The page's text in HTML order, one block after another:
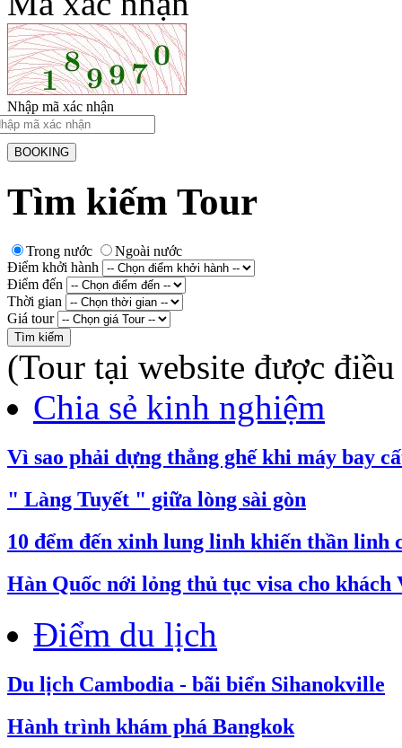
Nhập mã xác nhận
Tìm kiếm Tour
Trong nước
Ngoài nước
Điểm khởi hành
Điểm đến
Thời gian
Giá tour
(Tour tại website được
Chia sẻ kinh nghiệm
Vì sao phải dựng thẳng ghế khi máy bay
" Làng Tuyết " giữa lòng sài gòn
10 đểm đến xinh lung linh khiến thần linh
​Hàn Quốc nới lỏng thủ tục visa cho khách
Điểm du lịch
Du lịch Cambodia - bãi biển Sihanokville
Hành trình khám phá Bangkok